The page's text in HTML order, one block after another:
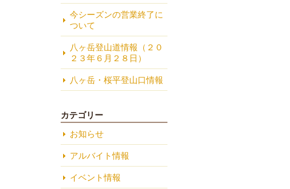
今シーズンの営業終了に
ついて
八ヶ岳登山道情報（２０
２３年６月２８日）
八ヶ岳・桜平登山口情報
カテゴリー
お知らせ
アルバイト情報
イベント情報